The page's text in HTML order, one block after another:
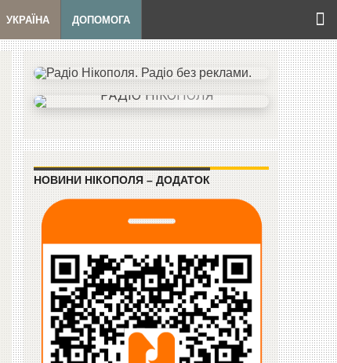
УКРАЇНА ДОПОМОГА
НОВИНИ НІКОПОЛЯ – ДОДАТОК